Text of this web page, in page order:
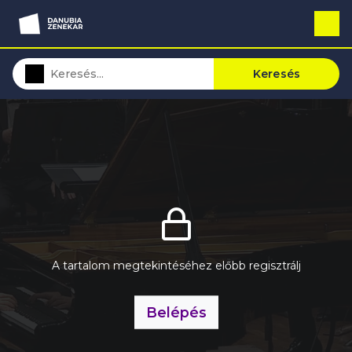
Keresés
A tartalom megtekintéséhez előbb regisztrálj
Belépés